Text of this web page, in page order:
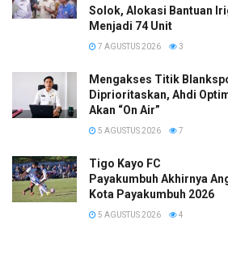
Solok, Alokasi Bantuan
Menjadi 74 Unit
7 AGUSTUS 2026 3
Mengakses Titik
Diprioritaskan, Ahdi
Akan “On Air”
5 AGUSTUS 2026 7
Tigo Kayo FC
Payakumbuh Akhirnya
Kota Payakumbuh 2026
5 AGUSTUS 2026 4